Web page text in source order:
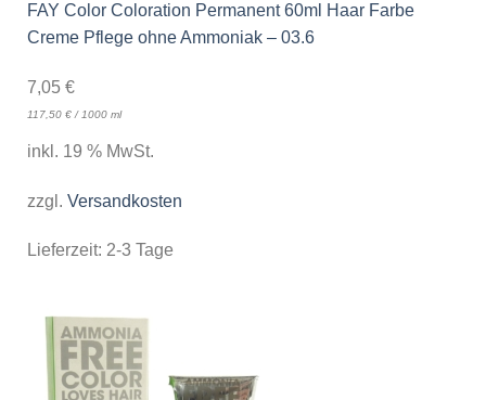
FAY Color Coloration Permanent 60ml Haar Farbe
Creme Pflege ohne Ammoniak – 03.6
7,05 €
117,50 €/ 1000 ml
inkl. 19 % MwSt.
zzgl. Versandkosten
Lieferzeit: 2-3 Tage